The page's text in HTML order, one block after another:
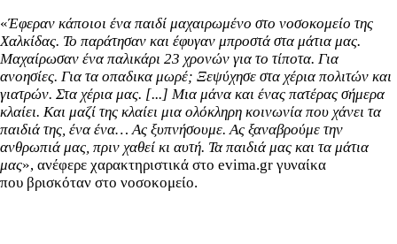
«Έφεραν κάποιοι ένα παιδί μαχαιρωμένο στο νοσοκομείο της
Χαλκίδας. Το παράτησαν και έφυγαν μπροστά στα μάτια μας.
Μαχαίρωσαν ένα παλικάρι 23 χρονών για το τίποτα. Για
ανοησίες. Για τα οπαδικα μωρέ; Ξεψύχησε στα χέρια πολιτών και
γιατρών. Στα χέρια μας. [...] Μια μάνα και ένας πατέρας σήμερα
κλαίει. Και μαζί της κλαίει μια ολόκληρη κοινωνία που χάνει τα
παιδιά της, ένα ένα… Ας ξυπνήσουμε. Ας ξαναβρούμε την
ανθρωπιά μας, πριν χαθεί κι αυτή. Τα παιδιά μας και τα μάτια
μας», ανέφερε χαρακτηριστικά στο evima.gr γυναίκα
που βρισκόταν στο νοσοκομείο.